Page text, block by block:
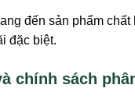
đến sản phẩm
đặc biệt.
chính sách